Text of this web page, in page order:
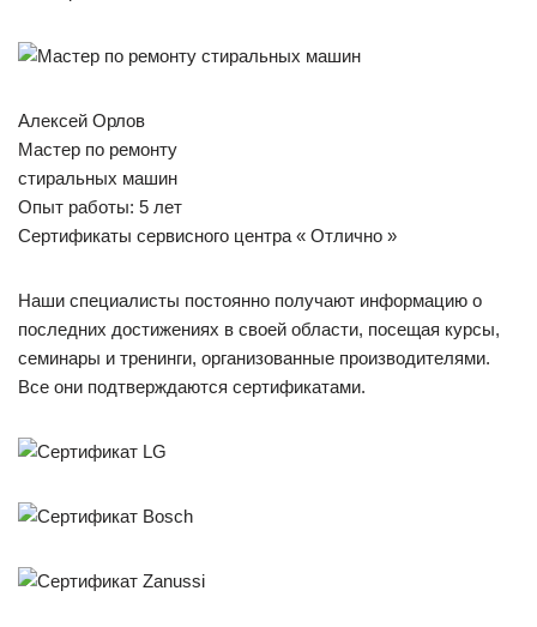
Алексей Орлов
Мастер по ремонту
стиральных машин
Опыт работы: 5 лет
Сертификаты сервисного центра « Отлично »
Наши специалисты постоянно получают информацию о
последних достижениях в своей области, посещая курсы,
семинары и тренинги, организованные производителями.
Все они подтверждаются сертификатами.